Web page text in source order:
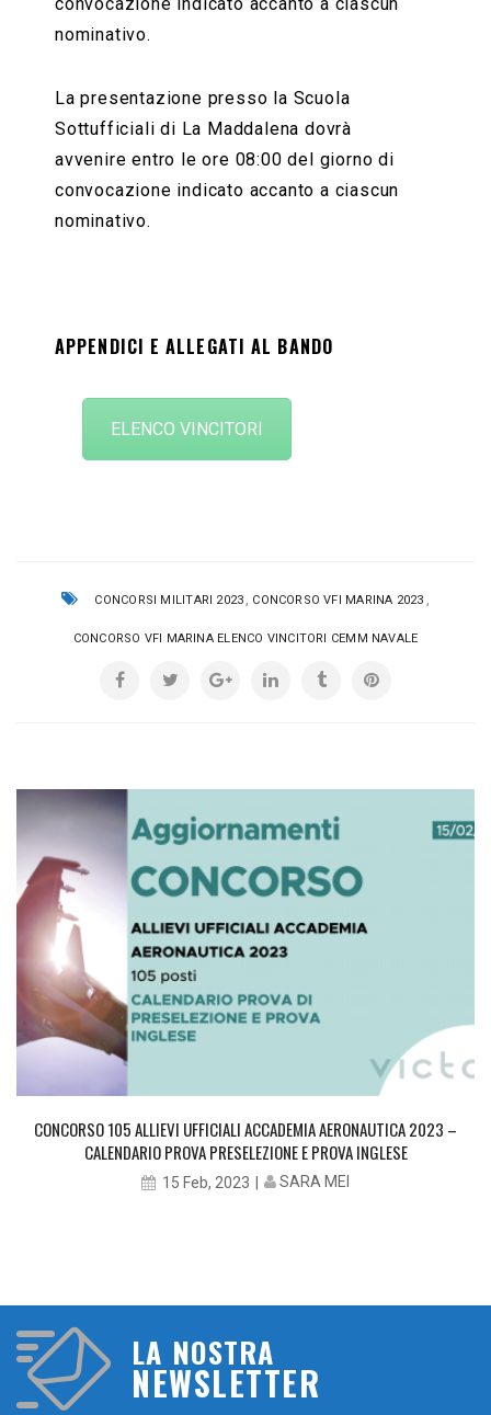
nominativo.
La presentazione presso la Scuola
Sottufficiali di La Maddalena dovrà
avvenire entro le ore 08:00 del giorno di
convocazione indicato accanto a ciascun
nominativo.
APPENDICI E ALLEGATI AL BANDO
ELENCO VINCITORI
CONCORSI MILITARI 2023 CONCORSO VFI MARINA 2023
CONCORSO VFI MARINA ELENCO VINCITORI CEMM NAVALE
CONCORSO 105 ALLIEVI UFFICIALI ACCADEMIA AERONAUTICA 2023 –
CALENDARIO PROVA PRESELEZIONE E PROVA INGLESE
15 Feb, 2023 SARA MEI
LA NOSTRA
NEWSLETTER